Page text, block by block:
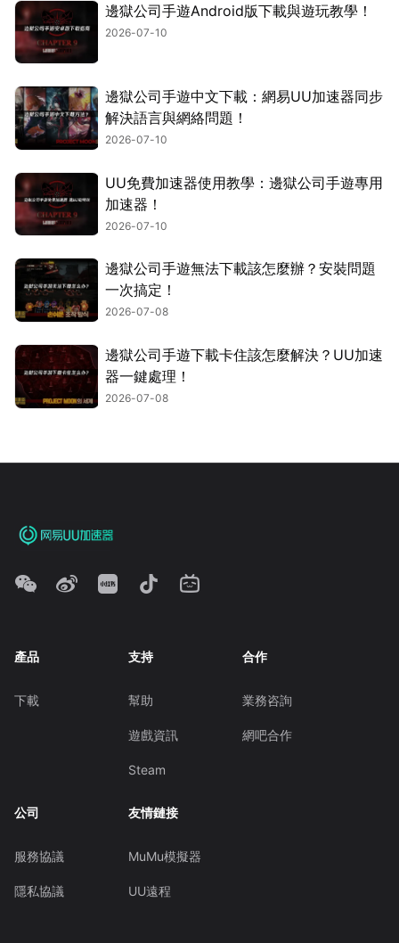
邊獄公司手遊Android版下載與遊玩教學！
2026-07-10
邊獄公司手遊中文下載：網易UU加速器同步
解決語言與網絡問題！
2026-07-10
UU免費加速器使用教學：邊獄公司手遊專用
加速器！
2026-07-10
邊獄公司手遊無法下載該怎麼辦？安裝問題
一次搞定！
2026-07-08
邊獄公司手遊下載卡住該怎麼解決？UU加速
器一鍵處理！
2026-07-08
產品
下載
支持
幫助
遊戲資訊
Steam
合作
業務咨詢
網吧合作
公司
服務協議
隱私協議
友情鏈接
MuMu模擬器
UU遠程